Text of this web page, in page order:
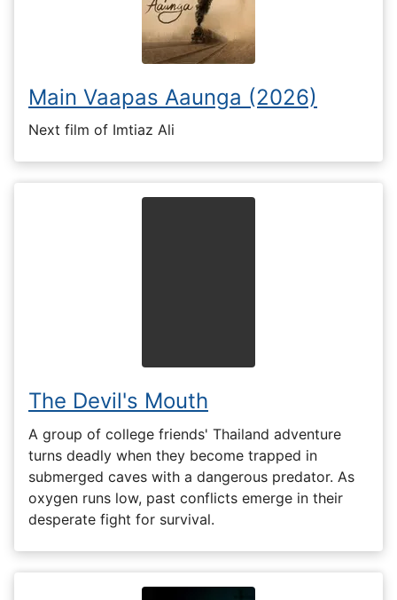
Main Vaapas Aaunga (2026)
Next film of Imtiaz Ali
The Devil's Mouth
A group of college friends' Thailand adventure
turns deadly when they become trapped in
submerged caves with a dangerous predator. As
oxygen runs low, past conflicts emerge in their
desperate fight for survival.